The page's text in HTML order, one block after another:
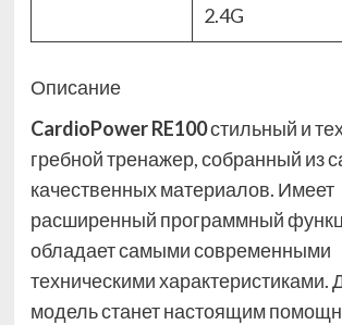
2.4G
Описание
CardioPower RE100стильный и
гребной тренажер, собранный из
качественных материалов. Имеет
расширенный программный
обладает самыми современными
техническими характеристиками.
модель станет настоящим